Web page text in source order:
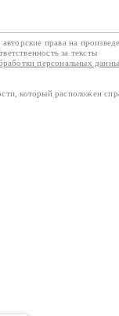
авторские права на
за тексты
персональных
который расположен